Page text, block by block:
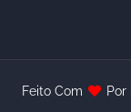
Feito Com Por